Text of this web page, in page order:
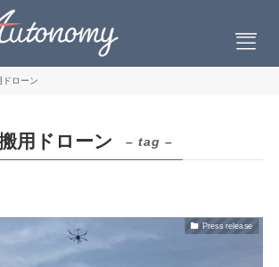
会社案内
ドローン
用ドローン – tag –
Press release